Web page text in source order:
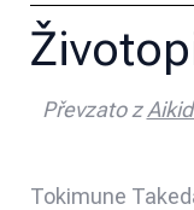
Převzato z
Tokimune